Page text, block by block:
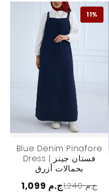
11%
Blue Denim Pinafore
Dress | فستان جينز
بحمالات أزرق
1,099 ج.م 1,240 ج.م